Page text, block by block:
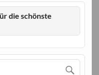
die schönste